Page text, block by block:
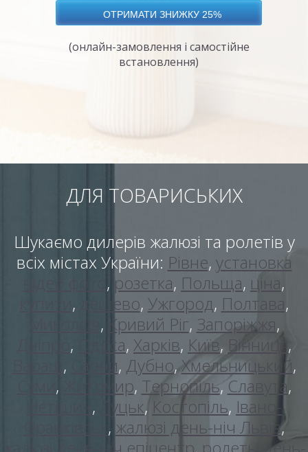
(онлайн-замовлення і самостійне
встановлення)
ДЛЯ ТОВАРИСЬКИХ
Шукаємо дилерів жалюзі та ролетів у
всіх містах України: Рівне, установка
відео фото , розетка, Польща, ціна,
, дешево, Ужгород, Полтава,
, Кривий Ріг, Запоріжжя,
, Одеса, Харків, Київ, Вінниця,
, Сарни, Дубно, Хмельницький,
, Житомир, Тернопіль, Славута,
Нетішин , Луцьк, Костопіль, Івано-
, жалюзі день-ніч Львів,